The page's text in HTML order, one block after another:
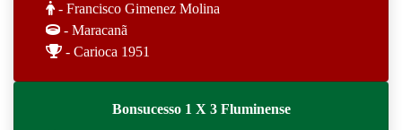
- Francisco Gimenez Molina
- Maracanã
- Carioca 1951
Bonsucesso 1 X 3 Fluminense